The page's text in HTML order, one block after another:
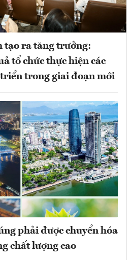
tạo ra tăng trưởng:
tổ chức thực hiện các
trong giai đoạn mới
phải được chuyển hóa
chất lượng cao